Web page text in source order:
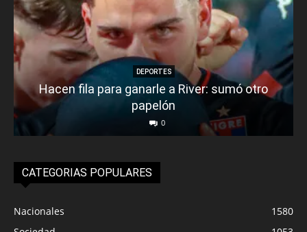
DEPORTES
Hacen fila para ganarle a River: sumó otro
papelón
0
CATEGORIAS POPULARES
Nacionales
1580